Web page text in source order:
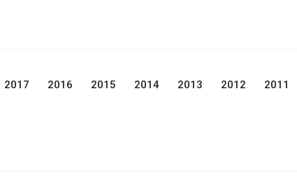
2017 2016 2015 2014 2013 2012 2011